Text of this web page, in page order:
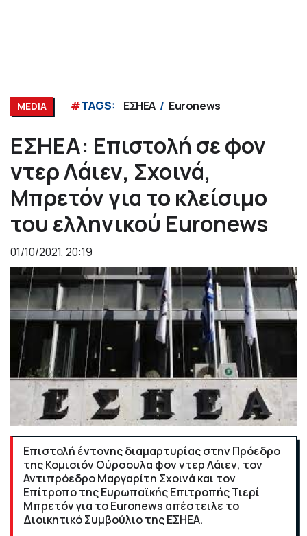
MEDIA #TAGS: ΕΣΗΕΑ Euronews
ΕΣΗΕΑ: Επιστολή σε φον
ντερ Λάιεν, Σχοινά,
Μπρετόν για το κλείσιμο
του ελληνικού Euronews
01/10/2021, 20:19
Επιστολή έντονης διαμαρτυρίας στην Πρόεδρο
της Κομισιόν Ούρσουλα φον ντερ Λάιεν, τον
Αντιπρόεδρο Μαργαρίτη Σχοινά και τον
Επίτροπο της Ευρωπαϊκής Επιτροπής Τιερί
Μπρετόν για το Euronews απέστειλε το
Διοικητικό Συμβούλιο της ΕΣΗΕΑ.